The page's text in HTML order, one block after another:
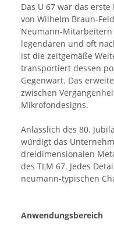
Das U 67 war das
von Wilhelm Braun-
Neumann-
legendären und oft
ist die zeitgemäße
transportiert dessen
Gegenwart. Das
zwischen
Mikrofondesigns.
Anlässlich des 80.
würdigt das
dreidimensionalen
des TLM 67. Jedes
neumann-typischen
Anwendungsbereich